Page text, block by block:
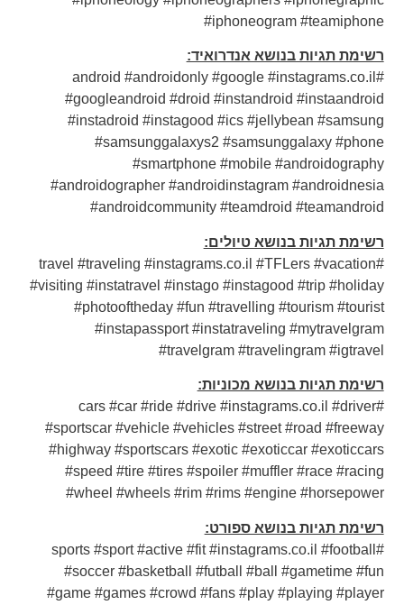
#iphoneogram #teamiphone
רשימת תגיות בנושא אנדרואיד:
#android #androidonly #google #instagrams.co.il
#googleandroid #droid #instandroid #instaandroid
#instadroid #instagood #ics #jellybean #samsung
#samsunggalaxys2 #samsunggalaxy #phone
#smartphone #mobile #androidography
#androidographer #androidinstagram #androidnesia
#androidcommunity #teamdroid #teamandroid
רשימת תגיות בנושא טיולים:
#travel #traveling #instagrams.co.il #TFLers #vacation
#visiting #instatravel #instago #instagood #trip #holiday
#photooftheday #fun #travelling #tourism #tourist
#instapassport #instatraveling #mytravelgram
#travelgram #travelingram #igtravel
רשימת תגיות בנושא מכוניות:
#cars #car #ride #drive #instagrams.co.il #driver
#sportscar #vehicle #vehicles #street #road #freeway
#highway #sportscars #exotic #exoticcar #exoticcars
#speed #tire #tires #spoiler #muffler #race #racing
#wheel #wheels #rim #rims #engine #horsepower
רשימת תגיות בנושא ספורט:
#sports #sport #active #fit #instagrams.co.il #football
#soccer #basketball #futball #ball #gametime #fun
#game #games #crowd #fans #play #playing #player